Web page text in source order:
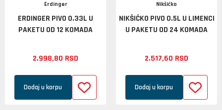
Erdinger
ERDINGER PIVO 0.33L U
PAKETU OD 12 KOMADA
2.998,80 RSD
Dodaj u korpu
Nikšićko
NIKŠIĆKO PIVO 0.5L U LIMENCI
U PAKETU OD 24 KOMADA
2.517,60 RSD
Dodaj u korpu